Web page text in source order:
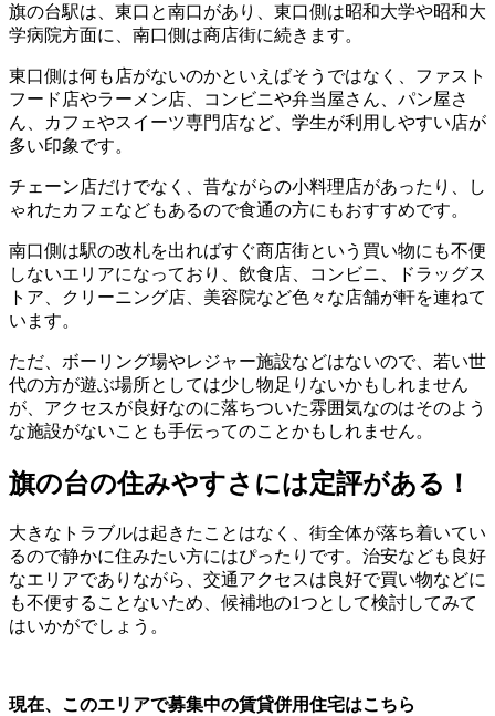
旗の台駅は、東口と南口があり、東口側は昭和大学や昭和大
学病院方面に、南口側は商店街に続きます。
東口側は何も店がないのかといえばそうではなく、ファスト
フード店やラーメン店、コンビニや弁当屋さん、パン屋さ
ん、カフェやスイーツ専門店など、学生が利用しやすい店が
多い印象です。
チェーン店だけでなく、昔ながらの小料理店があったり、し
ゃれたカフェなどもあるので食通の方にもおすすめです。
南口側は駅の改札を出ればすぐ商店街という買い物にも不便
しないエリアになっており、飲食店、コンビニ、ドラッグス
トア、クリーニング店、美容院など色々な店舗が軒を連ねて
います。
ただ、ボーリング場やレジャー施設などはないので、若い世
代の方が遊ぶ場所としては少し物足りないかもしれません
が、アクセスが良好なのに落ちついた雰囲気なのはそのよう
な施設がないことも手伝ってのことかもしれません。
旗の台の住みやすさには定評がある！
大きなトラブルは起きたことはなく、街全体が落ち着いてい
るので静かに住みたい方にはぴったりです。治安なども良好
なエリアでありながら、交通アクセスは良好で買い物などに
も不便することないため、候補地の1つとして検討してみて
はいかがでしょう。
現在、このエリアで募集中の賃貸併用住宅はこちら